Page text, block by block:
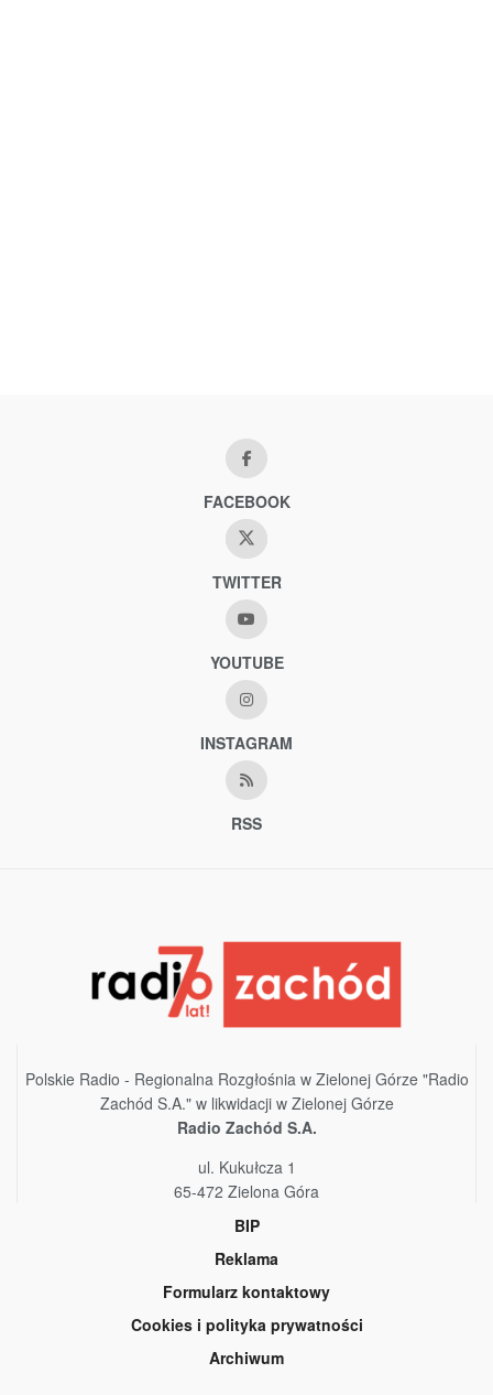
FACEBOOK
TWITTER
YOUTUBE
INSTAGRAM
RSS
Polskie Radio - Regionalna Rozgłośnia w Zielonej Górze "Radio
Zachód S.A." w likwidacji w Zielonej Górze
Radio Zachód S.A.
ul. Kukułcza 1
65-472 Zielona Góra
BIP
Reklama
Formularz kontaktowy
Cookies i polityka prywatności
Archiwum